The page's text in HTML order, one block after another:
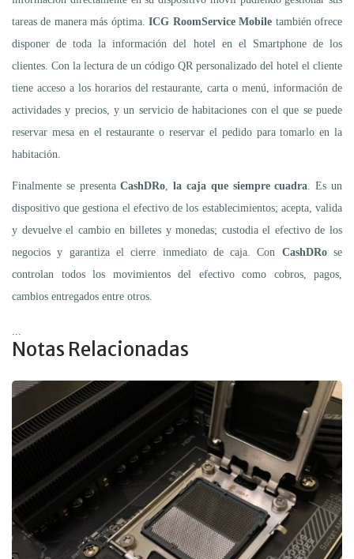
tareas de manera más óptima.ICG RoomService Mobile también ofrece
disponer de toda la información del hotel en el Smartphone de los
clientes. Con la lectura de un código QR personalizado del hotel el cliente
tiene acceso a los horarios del restaurante, carta o menú, información de
actividades y precios, y un servicio de habitaciones con el que se puede
reservar mesa en el restaurante o reservar el pedido para tomarlo en la
habitación.
Finalmente se presentaCashDRo ,la caja que siempre cuadra . Es un
dispositivo que gestiona el efectivo de los establecimientos; acepta, valida
y devuelve el cambio en billetes y monedas; custodia el efectivo de los
negocios y garantiza el cierre inmediato de caja. Con CashDRose
controlan todos los movimientos del efectivo como cobros, pagos,
cambios entregados entre otros.
Notas Relacionadas